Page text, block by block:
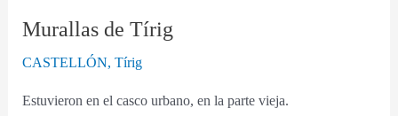
Murallas de Tírig
CASTELLÓN,Tírig
Estuvieron en el casco urbano, en la parte vieja.
Murallas